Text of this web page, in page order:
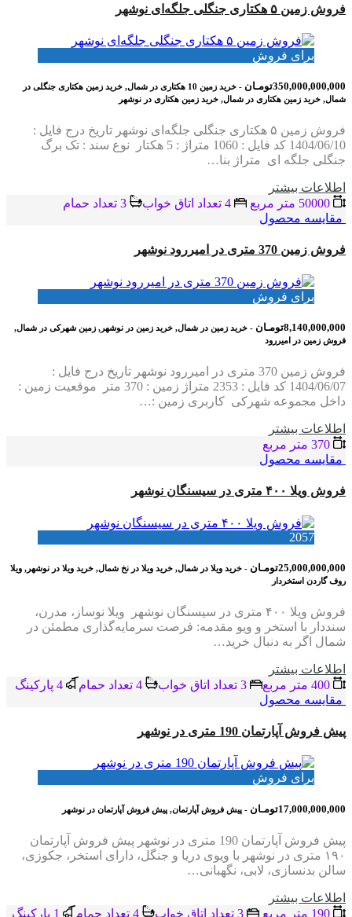
فروش زمین ۵ هکتاری جنگلی جلگه‌ای نوشهر
برای فروش
350,000,000,000تومـان
- خرید زمین 10 هکتاری در شمال, خرید زمین هکتاری جنگلی در
شمال, خرید زمین هکتاری در شمال, خرید زمین هکتاری در نوشهر
فروش زمین ۵ هکتاری جنگلی جلگه‌ای نوشهر تاریخ درج فایل :
1404/06/10 کد فایل : 1060 متراژ : 5 هکتار نوع سند : تک برگ
جنگلی جلگه ای متراژ بنا…
اطلاعات بيشتر
مقایسه محصول
فروش زمین 370 متری در امیررود نوشهر
برای فروش
8,140,000,000تومـان
- خرید زمین در شمال, خرید زمین در نوشهر, زمین شهرکی در شمال,
فروش زمین در امیررود
فروش زمین 370 متری در امیررود نوشهر تاریخ درج فایل :
1404/06/07 کد فایل : 2353 متراژ زمین : 370 متر موقعیت زمین :
داخل مجموعه شهرکی کاربری زمین :…
اطلاعات بيشتر
مقایسه محصول
فروش ویلا ۴۰۰ متری در سیسنگان نوشهر
2057
25,000,000,000تومـان
- خرید ویلا در شمال, خرید ویلا در نخ شمال, خرید ویلا در نوشهر, ویلا
روف گاردن استخردار
فروش ویلا ۴۰۰ متری در سیسنگان نوشهر ویلا نوساز، مدرن،
سنددار با استخر و ویو مقدمه: فرصت سرمایه‌گذاری مطمئن در
شمال اگر به دنبال خرید…
اطلاعات بيشتر
مقایسه محصول
پیش فروش آپارتمان 190 متری در نوشهر
برای فروش
17,000,000,000تومـان - پیش فروش آپارتمان, پیش فروش آپارتمان در نوشهر
پیش فروش آپارتمان 190 متری در نوشهر پیش فروش آپارتمان
۱۹۰ متری در نوشهر با ویوی دریا و جنگل، دارای استخر، جکوزی،
سالن بدنسازی، لابی، نگهبانی…
اطلاعات بيشتر